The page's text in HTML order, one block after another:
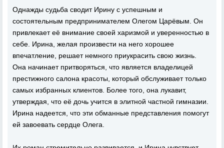
Однажды судьба сводит Ирину с успешным и
состоятельным предпринимателем Олегом Царёвым. Он
привлекает её внимание своей харизмой и уверенностью в
себе. Ирина, желая произвести на него хорошее
впечатление, решает немного приукрасить свою жизнь.
Она начинает притворяться, что является владелицей
престижного салона красоты, который обслуживает только
самых избранных клиентов. Более того, она лукавит,
утверждая, что её дочь учится в элитной частной гимназии.
Ирина надеется, что эти обманные представления помогут
ей завоевать сердце Олега.